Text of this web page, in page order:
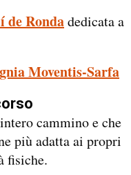
de Rondadedicata a
Moventis-Sarfa
cammino e che
più adatta ai propri
fisiche.